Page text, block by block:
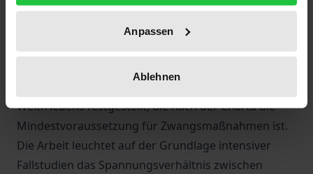
Anpassen
Ablehnen
gemacht. Diese Eingriffe waren ganz überwiegend
durch humanitäre Katastrophen innerhalb einzelner
Weltfriedens festgestellt, die nach der Charta die
Mindestvoraussetzung für Zwangsmaßnahmen ist.
Die Arbeit leuchtet auf der Grundlage intensiver
Fallstudien das Spannungsverhältnis zwischen